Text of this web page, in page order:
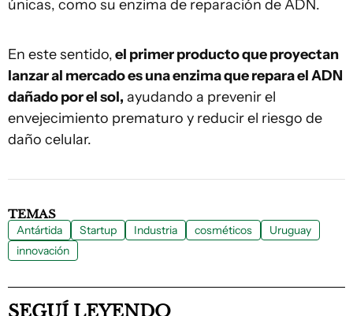
únicas, como su enzima de reparación de ADN.
En este sentido,el primer producto que proyectan
lanzar al mercado es una enzima que repara el ADN
dañado por el sol, ayudando a prevenir el
envejecimiento prematuro y reducir el riesgo de
daño celular.
TEMAS
Antártida Startup Industria cosméticos
Uruguay
innovación
SEGUÍ LEYENDO